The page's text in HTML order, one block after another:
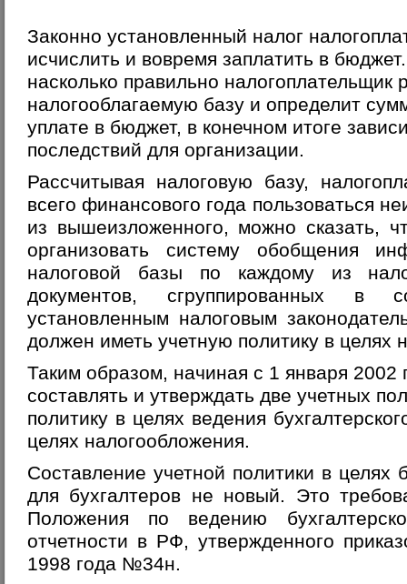
Законно установленный налог
исчислить и вовремя заплатить в
насколько правильно налогоплательщик
налогооблагаемую базу и определит
уплате в бюджет, в конечном итоге
последствий для организации.
Рассчитывая налоговую базу,
всего финансового года пользоваться
из вышеизложенного, можно сказать,
организовать систему обобщения
налоговой базы по каждому из
документов, сгруппированных в
установленным налоговым
должен иметь учетную политику в целях
Таким образом, начиная с 1 января 2002
составлять и утверждать две учетных
политику в целях ведения
целях налогообложения.
Составление учетной политики в целях
для бухгалтеров не новый. Это
Положения по ведению
отчетности в РФ, утвержденного
1998 года №34н.